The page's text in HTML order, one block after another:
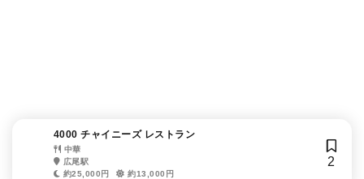
4000 チャイニーズ レストラン
中華
広尾駅
約25,000円
約13,000円
2